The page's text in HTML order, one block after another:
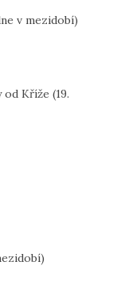
v mezidobí)
Kříže (19.